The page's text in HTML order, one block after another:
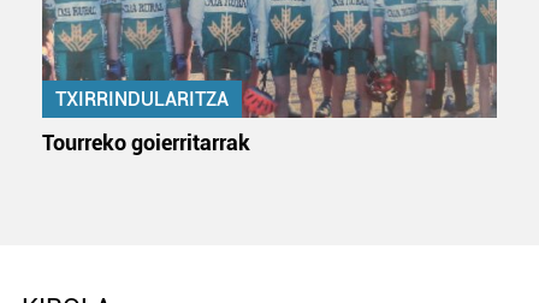
TXIRRINDULARITZA
Tourreko goierritarrak